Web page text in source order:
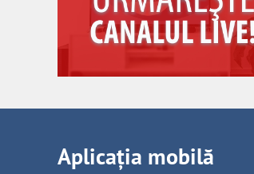
Aplicația mobilă